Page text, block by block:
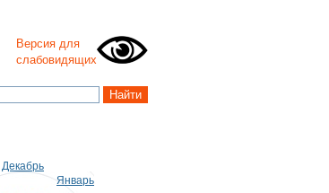
Версия для
слабовидящих
Январь
Декабрь